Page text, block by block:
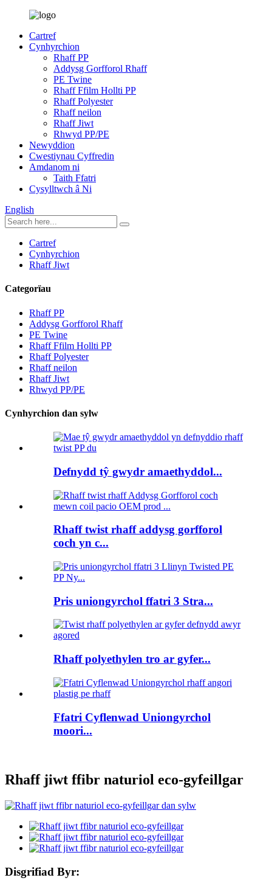
Cartref
Cynhyrchion
Rhaff PP
Addysg Gorfforol Rhaff
PE Twine
Rhaff Ffilm Hollti PP
Rhaff Polyester
Rhaff neilon
Rhaff Jiwt
Rhwyd PP/PE
Newyddion
Cwestiynau Cyffredin
Amdanom ni
Taith Ffatri
Cysylltwch â Ni
English
Cartref
Cynhyrchion
Rhaff Jiwt
Categorïau
Rhaff PP
Addysg Gorfforol Rhaff
PE Twine
Rhaff Ffilm Hollti PP
Rhaff Polyester
Rhaff neilon
Rhaff Jiwt
Rhwyd PP/PE
Cynhyrchion dan sylw
Defnydd tŷ gwydr amaethyddol...
Rhaff twist rhaff addysg gorfforol
coch yn c...
Pris uniongyrchol ffatri 3 Stra...
Rhaff polyethylen tro ar gyfer...
Ffatri Cyflenwad Uniongyrchol
moori...
Rhaff jiwt ffibr naturiol eco-gyfeillgar
Disgrifiad Byr: